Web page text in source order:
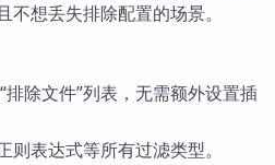
想丢失排除配置的场景。
除文件”列表，无需额外设置插
表达式等所有过滤类型。